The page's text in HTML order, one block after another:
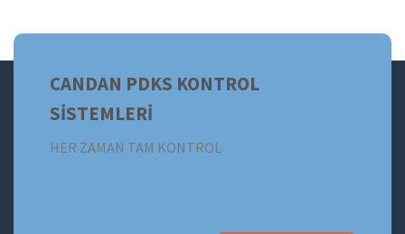
CANDAN PDKS KONTROL
SİSTEMLERİ
HER ZAMAN TAM KONTROL